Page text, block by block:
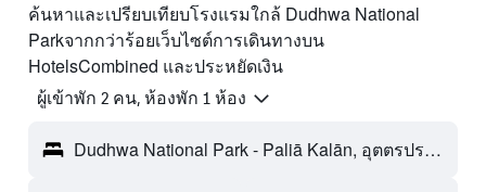
ค้นหาและเปรียบเทียบโรงแรมใกล้ Dudhwa National
Parkจากกว่าร้อยเว็บไซต์การเดินทางบน
HotelsCombined และประหยัดเงิน
ผู้เข้าพัก 2 คน, ห้องพัก 1 ห้อง
Dudhwa National Park - Paliā Kalān, อุตตรประเทศ, อินเดีย